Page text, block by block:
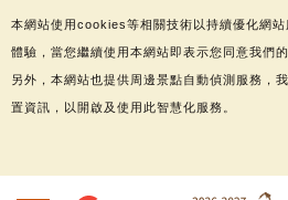
本網站使用cookies等相關技術以持續優化網
體驗，當您繼續使用本網站即表示您同意我們
另外，本網站也提供周邊景點自動偵測服務，
置資訊，以開啟及使用此智慧化服務。